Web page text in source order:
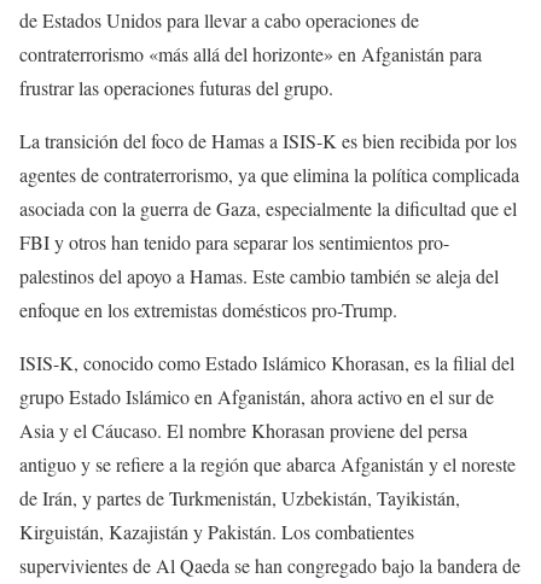
de Estados Unidos para llevar a cabo operaciones de
contraterrorismo «más allá del horizonte» en Afganistán para
frustrar las operaciones futuras del grupo.
La transición del foco de Hamas a ISIS-K es bien recibida por los
agentes de contraterrorismo, ya que elimina la política complicada
asociada con la guerra de Gaza, especialmente la dificultad que el
FBI y otros han tenido para separar los sentimientos pro-
palestinos del apoyo a Hamas. Este cambio también se aleja del
enfoque en los extremistas domésticos pro-Trump.
ISIS-K, conocido como Estado Islámico Khorasan, es la filial del
grupo Estado Islámico en Afganistán, ahora activo en el sur de
Asia y el Cáucaso. El nombre Khorasan proviene del persa
antiguo y se refiere a la región que abarca Afganistán y el noreste
de Irán, y partes de Turkmenistán, Uzbekistán, Tayikistán,
Kirguistán, Kazajistán y Pakistán. Los combatientes
supervivientes de Al Qaeda se han congregado bajo la bandera de